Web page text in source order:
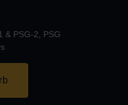
& PSG-2
PSG